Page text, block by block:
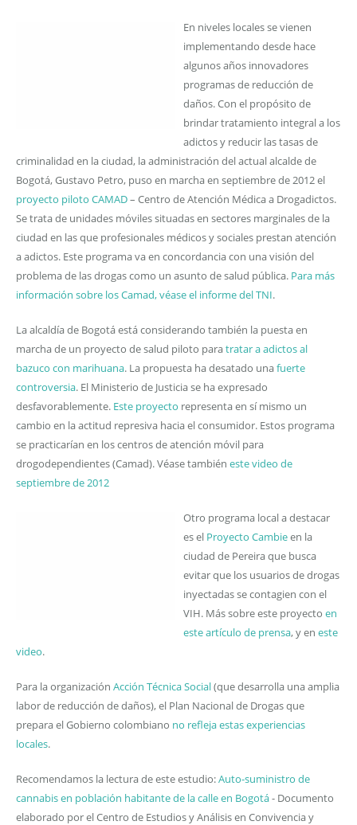
En niveles locales se vienen
implementando desde hace
algunos años innovadores
programas de reducción de
daños. Con el propósito de
brindar tratamiento integral a los
adictos y reducir las tasas de
criminalidad en la ciudad, la administración del actual alcalde de
Bogotá, Gustavo Petro, puso en marcha en septiembre de 2012 el
proyecto piloto CAMAD– Centro de Atención Médica a Drogadictos.
Se trata de unidades móviles situadas en sectores marginales de la
ciudad en las que profesionales médicos y sociales prestan atención
a adictos. Este programa va en concordancia con una visión del
problema de las drogas como un asunto de salud pública. Para más
información sobre los Camad, véase el informe del TNI.
La alcaldía de Bogotá está considerando también la puesta en
marcha de un proyecto de salud piloto paratratar a adictos al
bazuco con marihuana. La propuesta ha desatado unafuerte
controversia. El Ministerio de Justicia se ha expresado
desfavorablemente. Este proyecto representa en sí mismo un
cambio en la actitud represiva hacia el consumidor. Estos programa
se practicarían en los centros de atención móvil para
drogodependientes (Camad). Véase también este video de
septiembre de 2012
Otro programa local a destacar
es el Proyecto Cambieen la
ciudad de Pereira que busca
evitar que los usuarios de drogas
inyectadas se contagien con el
VIH. Más sobre este proyecto en
este artículo de prensa, y en este
video.
Para la organización Acción Técnica Social(que desarrolla una amplia
labor de reducción de daños), el Plan Nacional de Drogas que
prepara el Gobierno colombiano no refleja estas experiencias
locales.
Recomendamos la lectura de este estudio:Auto-suministro de
cannabis en población habitante de la calle en Bogotá- Documento
elaborado por el Centro de Estudios y Análisis en Convivencia y